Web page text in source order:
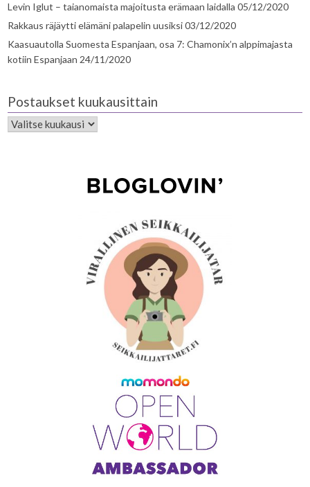
Levin Iglut – taianomaista majoitusta erämaan laidalla 05/12/2020
Rakkaus räjäytti elämäni palapelin uusiksi03/12/2020
Kaasuautolla Suomesta Espanjaan, osa 7: Chamonix’n alppimajasta
kotiin Espanjaan 24/11/2020
Postaukset kuukausittain